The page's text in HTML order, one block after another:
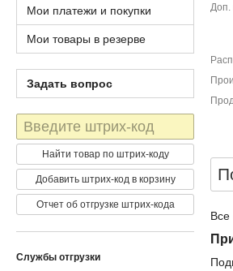
Доп.
Все
Мои платежи и покупки
Мои товары в резерве
Задать вопрос
Штрих-
код
Найти товар по штрих-коду
Добавить штрих-код в корзину
Отчет об отгрузке штрих-кода
Службы отгрузки